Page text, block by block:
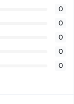
0
0
0
0
0